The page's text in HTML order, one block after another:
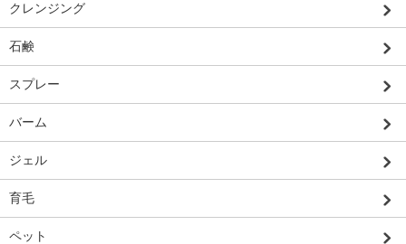
クレンジング
石鹸
スプレー
バーム
ジェル
育毛
ペット